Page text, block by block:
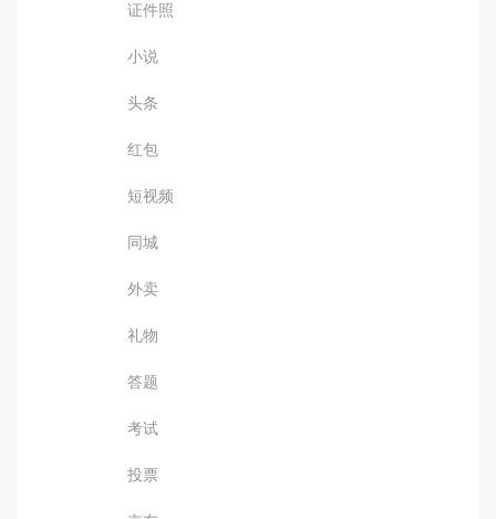
证件照
小说
头条
红包
短视频
同城
外卖
礼物
答题
考试
投票